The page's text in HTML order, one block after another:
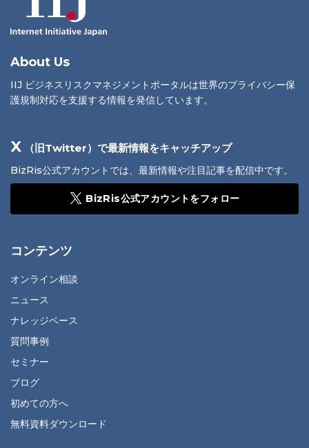
About Us
IIJ ビジネスリスクマネジメントポータルは世界のプライバシー保
護規制対応を支援する情報を発信しています。
X （旧Twitter）で最新情報をキャッチアップ
BizRis公式アカウントでは、最新情報や注目記事を配信中です。
BizRis公式アカウントをフォロー
コンテンツ
オンライン相談
ニュース
ナレッジベース
質問事例
セミナー
ブログ
初めての方へ
無料資料ダウンロード